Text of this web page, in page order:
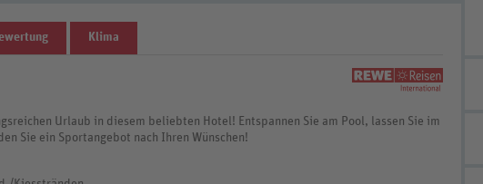
Klima
Urlaub in diesem beliebten Hotel! Entspannen Sie am Pool, lassen Sie im
Sie ein Sportangebot nach Ihren Wünschen!